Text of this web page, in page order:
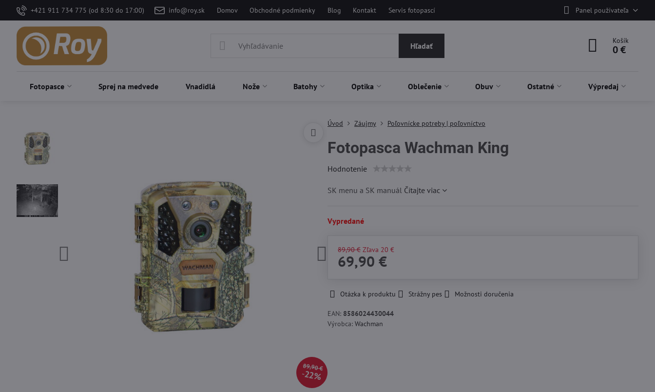
+421 911 734 775 (od 8:30 do 17:00) info@roy.sk Domov Obchodné podmienky Blog Kontakt Servis fotopascí Panel používateľa
Hľadať
Košík
0 €
Fotopasce Sprej na medvede Vnadidlá Nože Batohy Optika Oblečenie Obuv Ostatné Výpredaj
89,90 €
22%
Úvod Záujmy Poľovnícke potreby | poľovníctvo
Fotopasca Wachman King
Hodnotenie
SK menu a SK manuál Čítajte viac
Vypredané
89,90 € Zľava 20 €
69,90 €
Otázka k produktu Strážny pes Možnosti doručenia
EAN: 8586024430044
Výrobca: Wachman